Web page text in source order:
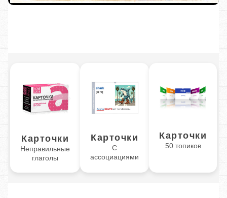
Карточки
Неправильные
глаголы
Карточки
С
ассоциациями
Карточки
50 топиков